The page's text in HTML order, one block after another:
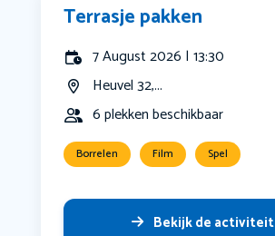
Terrasje pakken
7 August 2026 | 13:30
Heuvel 32,...
6 plekken beschikbaar
Borrelen Film Spel
Bekijk de activiteit